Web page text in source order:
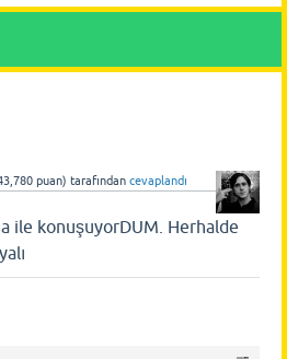
puan) tarafından cevaplandı
ile konuşuyorDUM. Herhalde